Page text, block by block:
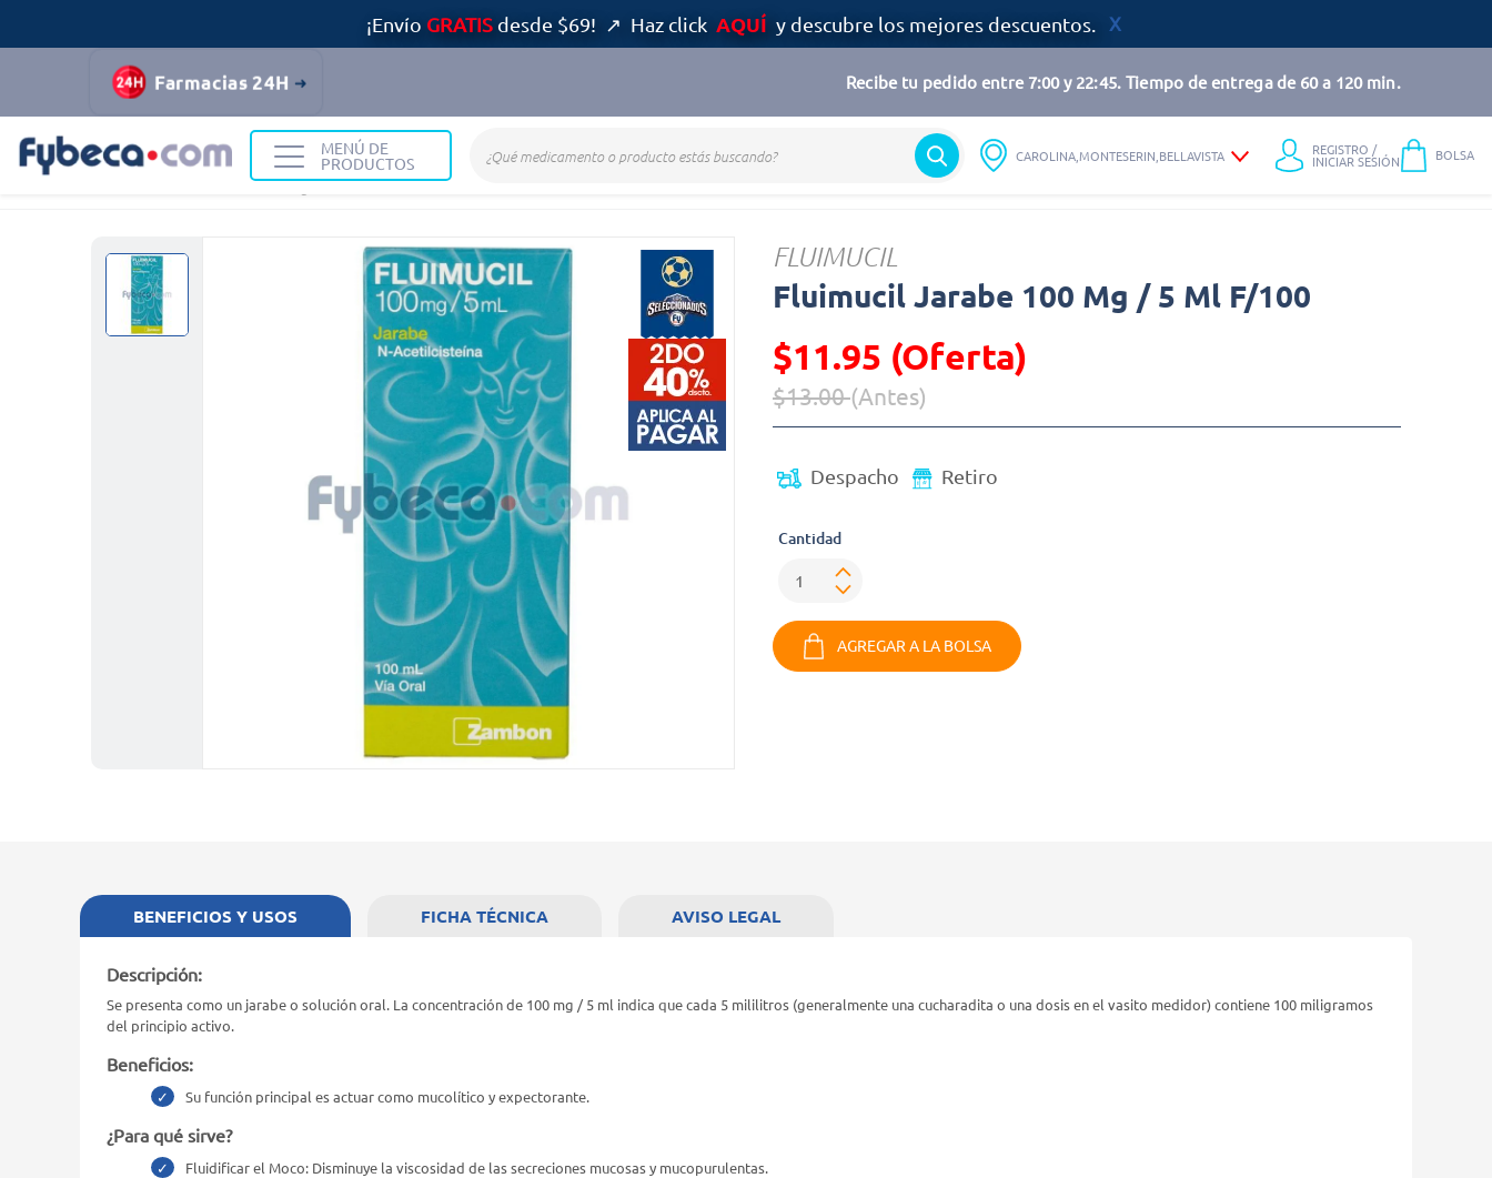
¡Envío GRATISdesde $69! ↗ Haz click AQUÍ y descubre los mejores descuentos.
Farmacias 24H Recibe tu pedido entre 7:00 y 22:45. Tiempo de entrega de 60 a 120 min.
MENÚ DE
PRODUCTOS CAROLINA,MONTESERIN,BELLAVISTA REGISTRO /
INICIAR SESIÓN BOLSA
Medicinas Alergias Fluimucil
FLUIMUCIL
Fluimucil Jarabe 100 Mg / 5 Ml F/100
$11.95 (Oferta)
Precio reducido de
$13.00(Antes)
Despacho Retiro
Cantidad
AGREGAR A LA BOLSA
BENEFICIOS Y USOS
Descripción:
Se presenta como un jarabe o solución oral. La concentración de 100 mg / 5 ml indica que cada 5 mililitros (generalmente una cucharadita o una dosis en el vasito medidor) contiene 100 miligramos
del principio activo.
Beneficios:
Su función principal es actuar como mucolítico y expectorante.
¿Para qué sirve?
Fluidificar el Moco: Disminuye la viscosidad de las secreciones mucosas y mucopurulentas.
FICHA TÉCNICA AVISO LEGAL